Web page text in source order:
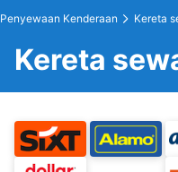
Penyewaan Kenderaan Kereta
Kereta